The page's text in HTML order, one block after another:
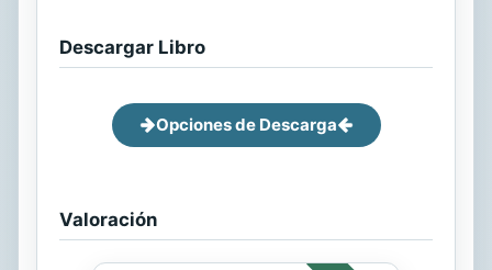
Descargar Libro
Opciones de Descarga
Valoración